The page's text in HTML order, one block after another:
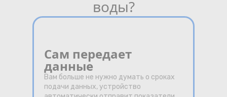
защита от мошенников
воды?
Сам передает
данные
Вам больше не нужно думать о сроках
подачи данных, устройство